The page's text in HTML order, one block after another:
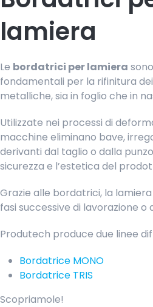
lamiera
Le bordatrici per lamiera
fondamentali per la rifinitura
metalliche, sia in foglio che in
Utilizzate nei processi di
macchine eliminano bave,
derivanti dal taglio o dalla
sicurezza e l’estetica del
Grazie alle bordatrici, la
fasi successive di lavorazione o
Produtech produce due linee
Bordatrice MONO
Bordatrice TRIS
Scopriamole!